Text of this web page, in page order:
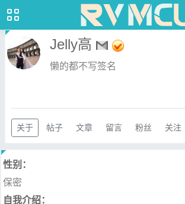
Jelly高
懒的都不写签名
关于 帖子 文章 留言 粉丝 关注
性别：
保密
自我介绍：